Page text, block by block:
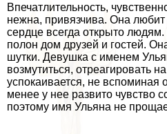
Впечатлительность,
нежна, привязчива. Она
сердце всегда открыто
полон дом друзей и гостей.
шутки. Девушка с именем
возмутиться, отреагировать
успокаивается, не
менее у нее развито чувство
поэтому имя Ульяна не